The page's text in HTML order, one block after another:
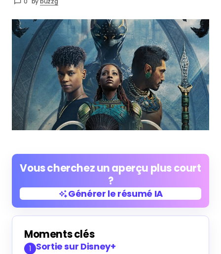
Vous cherchez un aperçu plus court
?
Générer le résumé IA
Générer le résumé IA
Moments clés
1 Sortie sur Disney+